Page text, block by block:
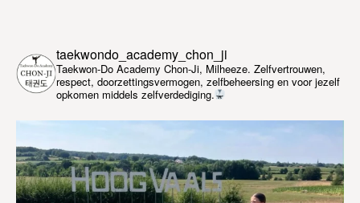
taekwondo_academy_chon_ji
Taekwon-Do Academy Chon-Ji, Milheeze. Zelfvertrouwen,
respect, doorzettingsvermogen, zelfbeheersing en voor jezelf
opkomen middels zelfverdediging.